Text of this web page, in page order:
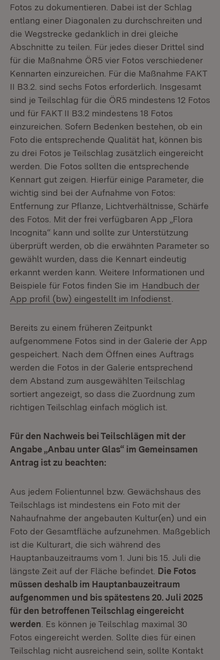
Fotos zu dokumentieren. Dabei ist der Schlag
entlang einer Diagonalen zu durchschreiten und
die Wegstrecke gedanklich in drei gleiche
Abschnitte zu teilen. Für jedes dieser Drittel sind
für die Maßnahme ÖR5 vier Fotos verschiedener
Kennarten einzureichen. Für die Maßnahme FAKT
II B3.2. sind sechs Fotos erforderlich. Insgesamt
sind je Teilschlag für die ÖR5 mindestens 12 Fotos
und für FAKT II B3.2 mindestens 18 Fotos
einzureichen. Sofern Bedenken bestehen, ob ein
Foto die entsprechende Qualität hat, können bis
zu drei Fotos je Teilschlag zusätzlich eingereicht
werden. Die Fotos sollten die entsprechende
Kennart gut zeigen. Hierfür einige Parameter, die
wichtig sind bei der Aufnahme von Fotos:
Entfernung zur Pflanze, Lichtverhältnisse, Schärfe
des Fotos. Mit der frei verfügbaren App „Flora
Incognita“ kann und sollte zur Unterstützung
überprüft werden, ob die erwähnten Parameter so
gewählt wurden, dass die Kennart eindeutig
erkannt werden kann. Weitere Informationen und
Beispiele für Fotos finden Sie im Handbuch der
App profil (bw) eingestellt im Infodienst
Bereits zu einem früheren Zeitpunkt
aufgenommene Fotos sind in der Galerie der App
gespeichert. Nach dem Öffnen eines Auftrags
werden die Fotos in der Galerie entsprechend
dem Abstand zum ausgewählten Teilschlag
sortiert angezeigt, so dass die Zuordnung zum
richtigen Teilschlag einfach möglich ist.
Für den Nachweis bei Teilschlägen mit der
Angabe „Anbau unter Glas“ im Gemeinsamen
Antrag ist zu beachten:
Aus jedem Folientunnel bzw. Gewächshaus des
Teilschlags ist mindestens ein Foto mit der
Nahaufnahme der angebauten Kultur(en) und ein
Foto der Gesamtfläche aufzunehmen. Maßgeblich
ist die Kulturart, die sich während des
Hauptanbauzeitraums vom 1. Juni bis 15. Juli die
längste Zeit auf der Fläche befindet. Die Fotos
müssen deshalb im Hauptanbauzeitraum
aufgenommen und bis spätestens 20. Juli 2025
für den betroffenen Teilschlag eingereicht
werden . Es können je Teilschlag maximal 30
Fotos eingereicht werden. Sollte dies für einen
Teilschlag nicht ausreichend sein, sollte Kontakt